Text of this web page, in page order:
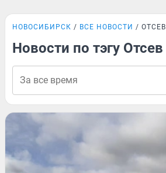
НОВОСИБИРСК ВСЕ НОВОСТИ ОТСЕВ
Новости по тэгу Отсев